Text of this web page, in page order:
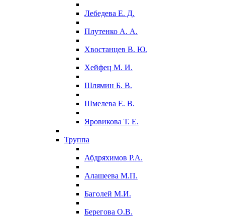
Лебедева Е. Д.
Плутенко А. А.
Хвостанцев В. Ю.
Хейфец М. И.
Шлямин Б. В.
Шмелева Е. В.
Яровикова Т. Е.
Труппа
Абдряхимов Р.А.
Алашеева М.П.
Баголей М.И.
Берегова О.В.